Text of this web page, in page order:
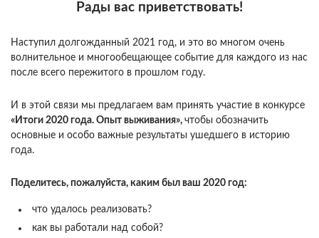
Рады вас приветствовать!
Наступил долгожданный 2021 год, и это во многом очень
волнительное и многообещающее событие для каждого из нас
после всего пережитого в прошлом году.
И в этой связи мы предлагаем вам принять участие в конкурсе
«Итоги 2020 года. Опыт выживания», чтобы обозначить
основные и особо важные результаты ушедшего в историю
года.
Поделитесь, пожалуйста, каким был ваш 2020 год:
что удалось реализовать?
как вы работали над собой?